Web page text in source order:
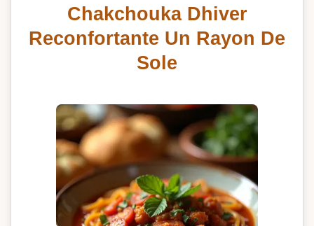
Chakchouka Dhiver
Reconfortante Un Rayon De
Sole